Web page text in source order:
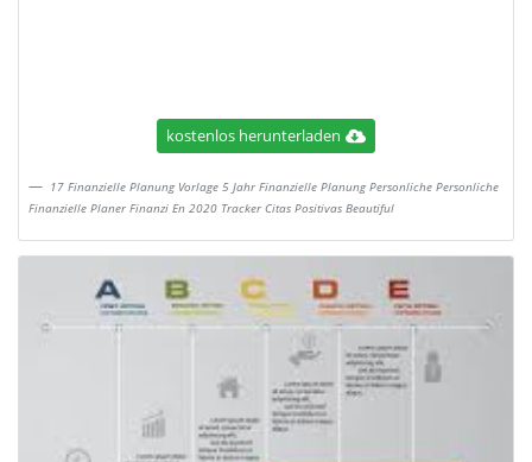
kostenlos herunterladen
17 Finanzielle Planung Vorlage 5 Jahr Finanzielle Planung Personliche Personliche
Finanzielle Planer Finanzi En 2020 Tracker Citas Positivas Beautiful